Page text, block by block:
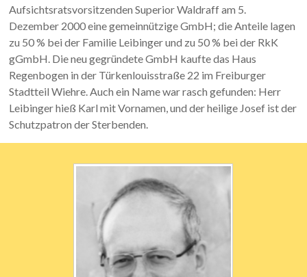
Aufsichtsratsvorsitzenden Superior Waldraff am 5.
Dezember 2000 eine gemeinnützige GmbH; die Anteile lagen
zu 50 % bei der Familie Leibinger und zu 50 % bei der RkK
gGmbH. Die neu gegründete GmbH kaufte das Haus
Regenbogen in der Türkenlouisstraße 22 im Freiburger
Stadtteil Wiehre. Auch ein Name war rasch gefunden: Herr
Leibinger hieß Karl mit Vornamen, und der heilige Josef ist der
Schutzpatron der Sterbenden.